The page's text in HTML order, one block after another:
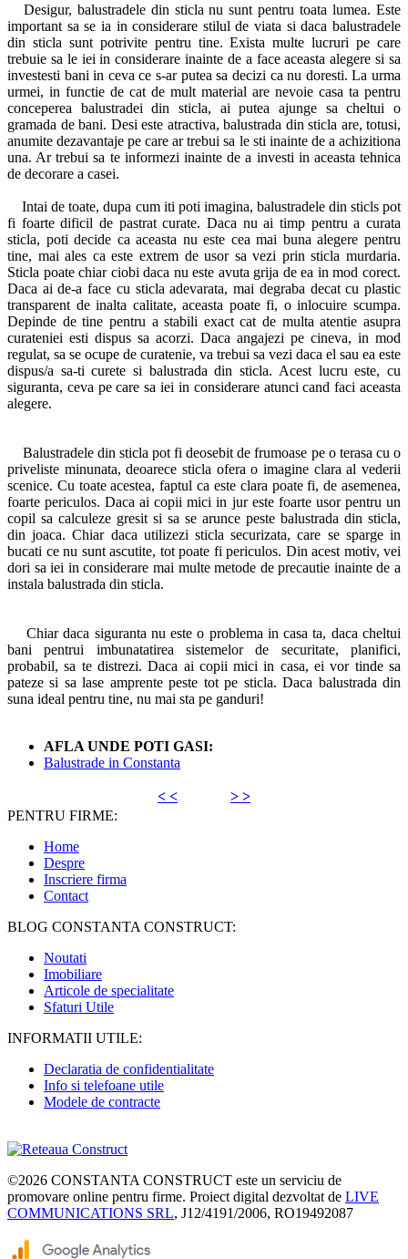
Desigur, balustradele din sticla nu sunt pentru toata lumea. Este
important sa se ia in considerare stilul de viata si daca balustradele
din sticla sunt potrivite pentru tine. Exista multe lucruri pe care
trebuie sa le iei in considerare inainte de a face aceasta alegere si sa
investesti bani in ceva ce s-ar putea sa decizi ca nu doresti. La urma
urmei, in functie de cat de mult material are nevoie casa ta pentru
conceperea balustradei din sticla, ai putea ajunge sa cheltui o
gramada de bani. Desi este atractiva, balustrada din sticla are, totusi,
anumite dezavantaje pe care ar trebui sa le sti inainte de a achizitiona
una. Ar trebui sa te informezi inainte de a investi in aceasta tehnica
de decorare a casei.
Intai de toate, dupa cum iti poti imagina, balustradele din sticls pot
fi foarte dificil de pastrat curate. Daca nu ai timp pentru a curata
sticla, poti decide ca aceasta nu este cea mai buna alegere pentru
tine, mai ales ca este extrem de usor sa vezi prin sticla murdaria.
Sticla poate chiar ciobi daca nu este avuta grija de ea in mod corect.
Daca ai de-a face cu sticla adevarata, mai degraba decat cu plastic
transparent de inalta calitate, aceasta poate fi, o inlocuire scumpa.
Depinde de tine pentru a stabili exact cat de multa atentie asupra
curateniei esti dispus sa acorzi. Daca angajezi pe cineva, in mod
regulat, sa se ocupe de curatenie, va trebui sa vezi daca el sau ea este
dispus/a sa-ti curete si balustrada din sticla. Acest lucru este, cu
siguranta, ceva pe care sa iei in considerare atunci cand faci aceasta
alegere.
Balustradele din sticla pot fi deosebit de frumoase pe o terasa cu o
priveliste minunata, deoarece sticla ofera o imagine clara al vederii
scenice. Cu toate acestea, faptul ca este clara poate fi, de asemenea,
foarte periculos. Daca ai copii mici in jur este foarte usor pentru un
copil sa calculeze gresit si sa se arunce peste balustrada din sticla,
din joaca. Chiar daca utilizezi sticla securizata, care se sparge in
bucati ce nu sunt ascutite, tot poate fi periculos. Din acest motiv, vei
dori sa iei in considerare mai multe metode de precautie inainte de a
instala balustrada din sticla.
Chiar daca siguranta nu este o problema in casa ta, daca cheltui
bani pentrui imbunatatirea sistemelor de securitate, planifici,
probabil, sa te distrezi. Daca ai copii mici in casa, ei vor tinde sa
pateze si sa lase amprente peste tot pe sticla. Daca balustrada din
suna ideal pentru tine, nu mai sta pe ganduri!
AFLA UNDE POTI GASI:
Balustrade in Constanta
< <
> >
PENTRU FIRME:
Home
Despre
Inscriere firma
Contact
BLOG CONSTANTA CONSTRUCT:
Noutati
Imobiliare
Articole de specialitate
Sfaturi Utile
INFORMATII UTILE:
Declaratia de confidentialitate
Info si telefoane utile
Modele de contracte
©2026 CONSTANTA CONSTRUCT este un serviciu de
promovare online pentru firme. Proiect digital dezvoltat de LIVE
COMMUNICATIONS SRL, J12/4191/2006, RO19492087